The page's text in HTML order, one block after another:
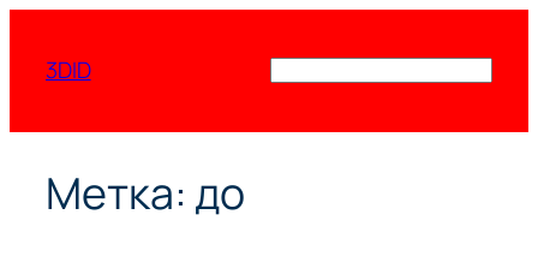
содержимому
3DID
Метка: до